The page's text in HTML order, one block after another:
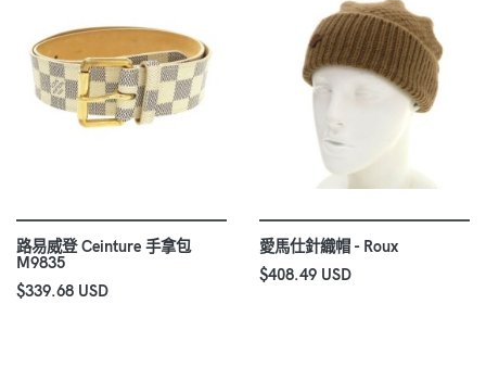
路易威登 Ceinture 手拿包
M9835
$339.68 USD
愛馬仕針織帽 - Roux
$408.49 USD